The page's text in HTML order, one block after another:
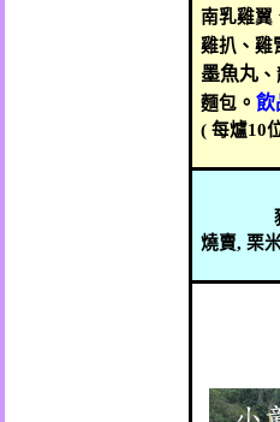
南乳雞翼
雞扒、雞
墨魚丸
麵包 。飲
(每爐10
燒賣,栗